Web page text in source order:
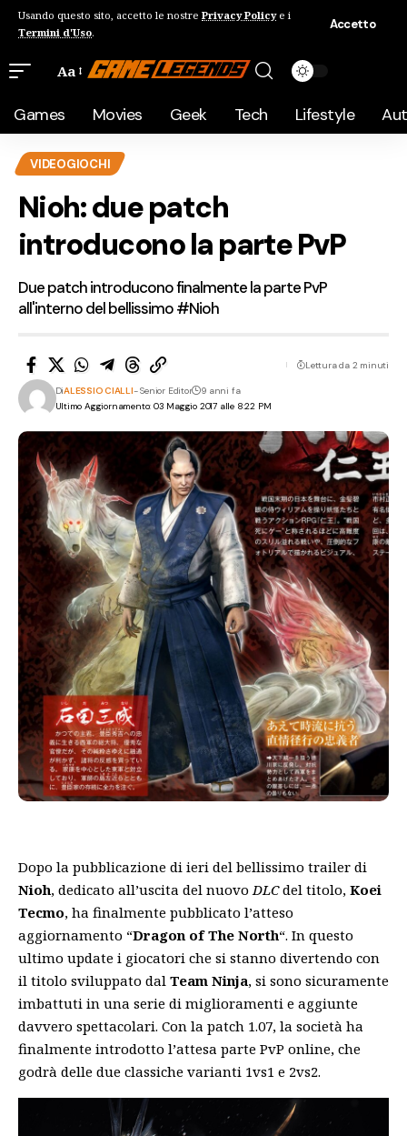
Usando questo sito, accetto le nostre Privacy Policye i
Termini d'Uso.
Accetto
Aa
Games Movies Geek Tech Lifestyle
VIDEOGIOCHI
Nioh: due patch
introducono la parte PvP
Due patch introducono finalmente la parte PvP
all'interno del bellissimo #Nioh
Ultimo Aggiornamento: 03 Maggio 2017 alle 8:22 PM
DiALESSIO CIALLI- Senior Editor 9 anni fa
Lettura da 2 minuti
Dopo la pubblicazione di ieri del bellissimo trailer di
Nioh, dedicato all’uscita del nuovoDLCdel titolo, Koei
Tecmo, ha finalmente pubblicato l’atteso
aggiornamento “Dragon of The North“. In questo
ultimo update i giocatori che si stanno divertendo con
il titolo sviluppato dal Team Ninja, si sono sicuramente
imbattuti in una serie di miglioramenti e aggiunte
davvero spettacolari. Con la patch 1.07, la società ha
finalmente introdotto l’attesa parte PvP online, che
godrà delle due classiche varianti 1vs1 e 2vs2.